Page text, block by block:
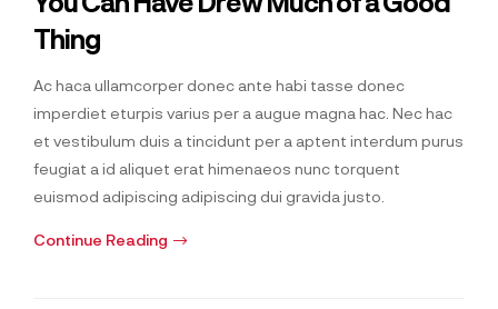
Thing
Ac haca ullamcorper donec ante habi tasse donec
imperdiet eturpis varius per a augue magna hac. Nec hac
et vestibulum duis a tincidunt per a aptent interdum purus
feugiat a id aliquet erat himenaeos nunc torquent
euismod adipiscing adipiscing dui gravida justo.
Continue Reading